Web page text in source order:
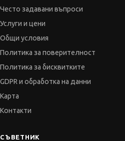
Често задавани въпроси
Услуги и цени
Общи условия
Политика за поверителност
Политика за бисквитките
GDPR и обработка на данни
Карта
Контакти
СЪВЕТНИК